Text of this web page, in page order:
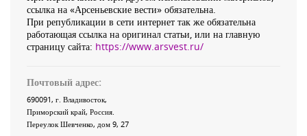
ссылка на «Арсеньевские вести» обязательна.
При републикации в сети интернет так же обязательна
работающая ссылка на оригинал статьи, или на главную
страницу сайта: https://www.arsvest.ru/
Почтовый адрес:
690091, г. Владивосток,
Приморский край, Россия
Переулок Шевченко, дом 9, 27